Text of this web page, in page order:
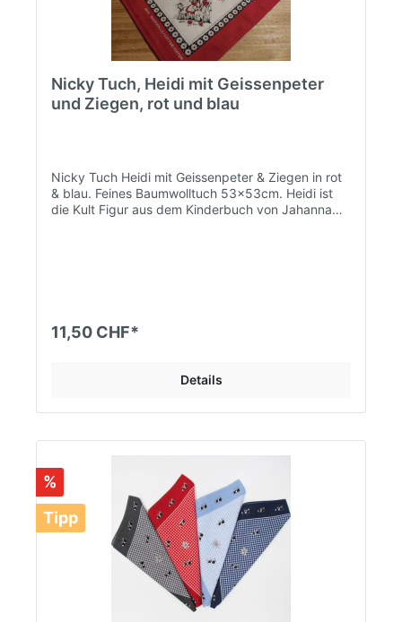
Nicky Tuch, Heidi mit Geissenpeter
und Ziegen, rot und blau
Nicky Tuch Heidi mit Geissenpeter & Ziegen in rot
& blau. Feines Baumwolltuch 53x53cm. Heidi ist
die Kult Figur aus dem Kinderbuch von Jahanna
11,50 CHF*
Details
%
Tipp